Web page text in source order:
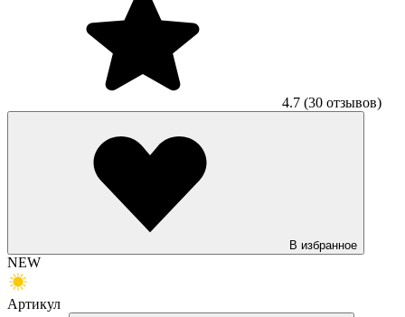
4.7 (30 отзывов)
В избранное
NEW
Артикул